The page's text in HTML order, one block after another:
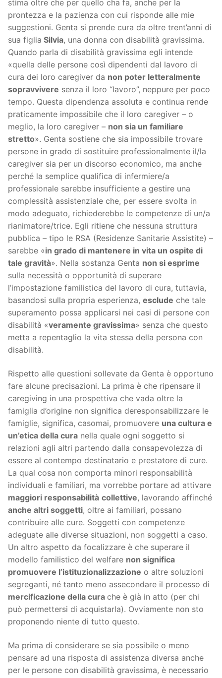
stima oltre che per quello cha fa, anche per la
prontezza e la pazienza con cui risponde alle mie
suggestioni. Genta si prende cura da oltre trent’anni di
sua figlia Silvia, una donna con disabilità gravissima.
Quando parla di disabilità gravissima egli intende
«quella delle persone così dipendenti dal lavoro di
cura dei loro caregiver da non poter letteralmente
sopravvivere senza il loro “lavoro”, neppure per poco
tempo. Questa dipendenza assoluta e continua rende
praticamente impossibile che il loro caregiver – o
meglio, la loro caregiver – non sia un familiare
stretto». Genta sostiene che sia impossibile trovare
persone in grado di sostituire professionalmente il/la
caregiver sia per un discorso economico, ma anche
perché la semplice qualifica di infermiere/a
professionale sarebbe insufficiente a gestire una
complessità assistenziale che, per essere svolta in
modo adeguato, richiederebbe le competenze di un/a
rianimatore/trice. Egli ritiene che nessuna struttura
pubblica – tipo le RSA (Residenze Sanitarie Assistite) –
sarebbe «in grado di mantenere in vita un ospite di
tale gravità». Nella sostanza Genta non si esprime
sulla necessità o opportunità di superare
l’impostazione familistica del lavoro di cura, tuttavia,
basandosi sulla propria esperienza, esclude che tale
superamento possa applicarsi nei casi di persone con
disabilità «veramente gravissima» senza che questo
metta a repentaglio la vita stessa della persona con
disabilità.
Rispetto alle questioni sollevate da Genta è opportuno
fare alcune precisazioni. La prima è che ripensare il
caregiving in una prospettiva che vada oltre la
famiglia d’origine non significa deresponsabilizzare le
famiglie, significa, casomai, promuovere una cultura e
un’etica della cura nella quale ogni soggetto si
relazioni agli altri partendo dalla consapevolezza di
essere al contempo destinatario e prestatore di cure.
La qual cosa non comporta minori responsabilità
individuali e familiari, ma vorrebbe portare ad attivare
maggiori responsabilità collettive, lavorando affinché
anche altri soggetti, oltre ai familiari, possano
contribuire alle cure. Soggetti con competenze
adeguate alle diverse situazioni, non soggetti a caso.
Un altro aspetto da focalizzare è che superare il
modello familistico del welfare non significa
promuovere l’istituzionalizzazione o altre soluzioni
segreganti, né tanto meno assecondare il processo di
mercificazione della cura che è già in atto (per chi
può permettersi di acquistarla). Ovviamente non sto
proponendo niente di tutto questo.
Ma prima di considerare se sia possibile o meno
pensare ad una risposta di assistenza diversa anche
per le persone con disabilità gravissima, è necessario